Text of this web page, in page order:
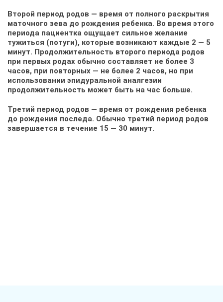
Второй период родов — время от полного раскрытия
маточного зева до рождения ребенка. Во время этого
периода пациентка ощущает сильное желание
тужиться (потуги), которые возникают каждые 2 — 5
минут. Продолжительность второго периода родов
при первых родах обычно составляет не более 3
часов, при повторных — не более 2 часов, но при
использовании эпидуральной аналгезии
продолжительность может быть на час больше.
Третий период родов — время от рождения ребенка
до рождения последа. Обычно третий период родов
завершается в течение 15 — 30 минут.